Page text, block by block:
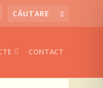
CONTACT